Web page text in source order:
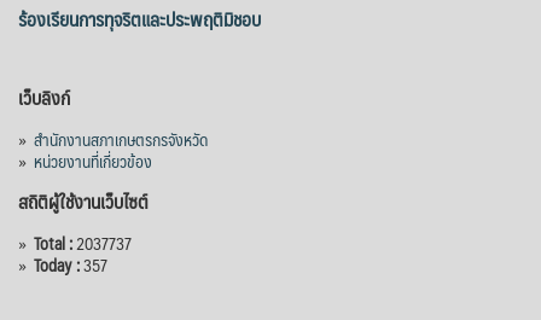
ร้องเรียนการทุจริตและประพฤติมิชอบ
เว็บลิงก์
» สำนักงานสภาเกษตรกรจังหวัด
» หน่วยงานที่เกี่ยวข้อง
สถิติผู้ใช้งานเว็บไซต์
» Total :2037737
» Today :357